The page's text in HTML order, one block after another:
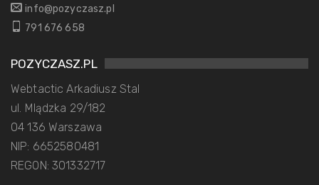
info@pozyczasz.pl
791 676 658
POZYCZASZ.PL
Webtactic Arkadiusz Stal
ul. Mlądzka 29/182
04 136 Warszawa
NIP: 6652580481
REGON: 301332717